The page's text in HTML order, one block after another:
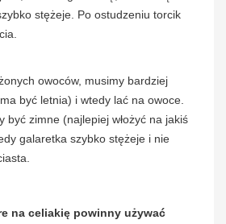
stężeje. Po ostudzeniu torcik
owoców, musimy bardziej
być letnia) i wtedy lać na owoce.
być zimne (najlepiej włożyć na jakiś
galaretka szybko stężeje i nie
na celiakię powinny używać